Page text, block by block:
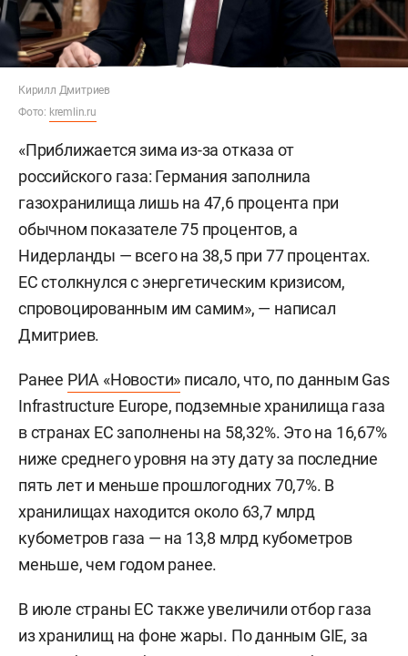
Кирилл Дмитриев
Фото: kremlin.ru
«Приближается зима из-за отказа от
российского газа: Германия заполнила
газохранилища лишь на 47,6 процента при
обычном показателе 75 процентов, а
Нидерланды — всего на 38,5 при 77 процентах.
ЕС столкнулся с энергетическим кризисом,
спровоцированным им самим», — написал
Дмитриев.
Ранее РИА «Новости» писало, что, по данным Gas
Infrastructure Europe, подземные хранилища газа
в странах ЕС заполнены на 58,32%. Это на 16,67%
ниже среднего уровня на эту дату за последние
пять лет и меньше прошлогодних 70,7%. В
хранилищах находится около 63,7 млрд
кубометров газа — на 13,8 млрд кубометров
меньше, чем годом ранее.
В июле страны ЕС также увеличили отбор газа
из хранилищ на фоне жары. По данным GIE, за